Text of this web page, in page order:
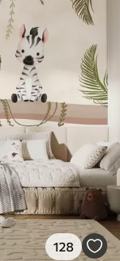
128